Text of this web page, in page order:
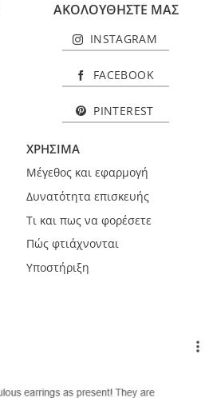
ΑΚΟΛΟΥΘΗΣΤΕ ΜΑΣ
INSTAGRAM
FACEBOOK
PINTEREST
ΧΡΗΣΙΜΑ
Μέγεθος και εφαρμογή
Δυνατότητα επισκευής
Τι και πως να φορέσετε
Πώς φτιάχνονται
Υποστήριξη